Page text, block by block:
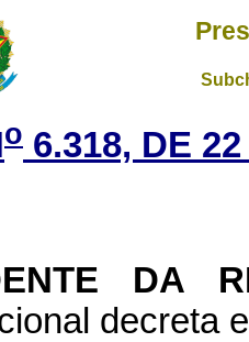
o 6.318, DE
DA
decreta